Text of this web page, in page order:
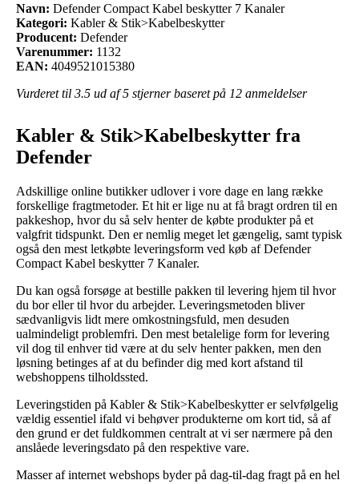
Navn: Defender Compact Kabel beskytter 7 Kanaler
Kategori: Kabler & Stik>Kabelbeskytter
Producent: Defender
Varenummer: 1132
EAN: 4049521015380
Vurderet til 3.5 ud af 5 stjerner baseret på 12 anmeldelser
Kabler & Stik>Kabelbeskytter fra
Defender
Adskillige online butikker udlover i vore dage en lang række
forskellige fragtmetoder. Et hit er lige nu at få bragt ordren til en
pakkeshop, hvor du så selv henter de købte produkter på et
valgfrit tidspunkt. Den er nemlig meget let gængelig, samt typisk
også den mest letkøbte leveringsform ved køb af Defender
Compact Kabel beskytter 7 Kanaler.
Du kan også forsøge at bestille pakken til levering hjem til hvor
du bor eller til hvor du arbejder. Leveringsmetoden bliver
sædvanligvis lidt mere omkostningsfuld, men desuden
ualmindeligt problemfri. Den mest betalelige form for levering
vil dog til enhver tid være at du selv henter pakken, men den
løsning betinges af at du befinder dig med kort afstand til
webshoppens tilholdssted.
Leveringstiden på Kabler & Stik>Kabelbeskytter er selvfølgelig
vældig essentiel ifald vi behøver produkterne om kort tid, så af
den grund er det fuldkommen centralt at vi ser nærmere på den
anslåede leveringsdato på den respektive vare.
Masser af internet webshops byder på dag-til-dag fragt på en hel